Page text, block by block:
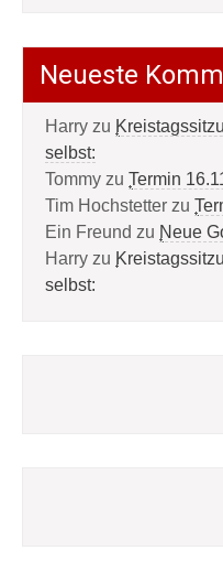
Neueste
Harry zu
selbst:
Tommy zu Termin
Tim Hochstetter zu
Ein Freund zu Neue
Harry zu
selbst: